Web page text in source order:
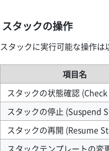
スタックの操作
スタックに実行可能な操作は
項目名
スタックの状態確認
スタックの停止 (Suspend
スタックの再開 (Resume
スタックテンプレートの変